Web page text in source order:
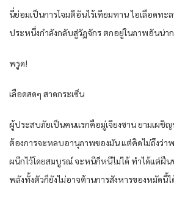
นี่ย่อมเป็นการโจมตีอันไร้เทียมทาน ไอเลือดทะ
ประหนึ่งกำลังกลับสู่วัฏจักร ตกอยู่ในภาพอันน่า
พรูด!
เลือดสดๆ สาดกระเซ็น
ผู้ประสบภัยเป็นคนแรกคือมู่เจียงซาน ยามเผชิ
ต้องการจะหลบอานุภาพของมัน แต่คิดไม่ถึงว่า
ผนึกไว้โดยสมบูรณ์ จะหนีก็หนีไม่ได้ ทำได้แต่ฝื
พลังทั้งตัวก็ยังไม่อาจต้านการสังหารของหมัดนี้ไ